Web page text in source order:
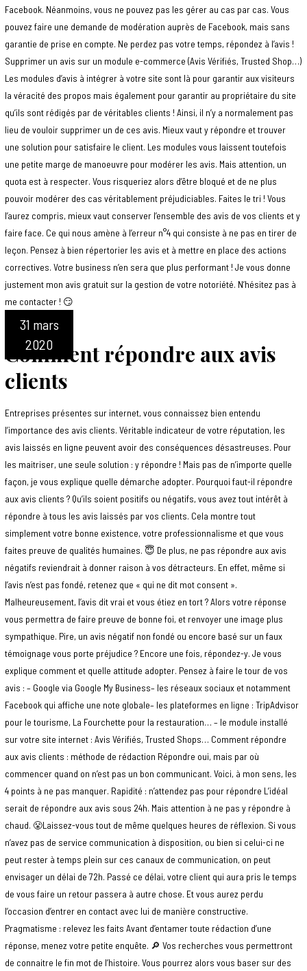
Facebook. Néanmoins, vous ne pouvez pas les gérer au cas par cas. Vous
pouvez faire une demande de modération auprès de Facebook, mais sans
garantie de prise en compte. Ne perdez pas votre temps, répondez à l’avis !
Supprimer un avis sur un module e-commerce (Avis Vérifiés, Trusted Shop…)
Les modules d’avis à intégrer à votre site sont là pour garantir aux visiteurs
la véracité des propos mais également pour garantir au propriétaire du site
qu’ils sont rédigés par de véritables clients ! Ainsi, il n’y a normalement pas
lieu de vouloir supprimer un de ces avis. Mieux vaut y répondre et trouver
une solution pour satisfaire le client. Les modules vous laissent toutefois
une petite marge de manoeuvre pour modérer les avis. Mais attention, un
quota est à respecter. Vous risqueriez alors d’être bloqué et de ne plus
pouvoir modérer des cas véritablement préjudiciables. Faites le tri ! Vous
l’aurez compris, mieux vaut conserver l’ensemble des avis de vos clients et y
faire face. Ce qui nous amène à l’erreur n°4 qui consiste à ne pas en tirer de
leçon. Pensez à bien répertorier les avis et à mettre en place des actions
correctives. Votre business n’en sera que plus performant ! Je vous donne
justement mon avis gratuit sur la gestion de votre notoriété. N’hésitez pas à
me contacter ! 😏
Comment répondre aux avis
clients
31 mars
2020
Entreprises présentes sur internet, vous connaissez bien entendu
l’importance des avis clients. Véritable indicateur de votre réputation, les
avis laissés en ligne peuvent avoir des conséquences désastreuses. Pour
les maitriser, une seule solution : y répondre ! Mais pas de n’importe quelle
façon, je vous explique quelle démarche adopter. Pourquoi faut-il répondre
aux avis clients ? Qu’ils soient positifs ou négatifs, vous avez tout intérêt à
répondre à tous les avis laissés par vos clients. Cela montre tout
simplement votre bonne existence, votre professionnalisme et que vous
faites preuve de qualités humaines. 😇 De plus, ne pas répondre aux avis
négatifs reviendrait à donner raison à vos détracteurs. En effet, même si
l’avis n’est pas fondé, retenez que « qui ne dit mot consent ».
Malheureusement, l’avis dit vrai et vous étiez en tort ? Alors votre réponse
vous permettra de faire preuve de bonne foi, et renvoyer une image plus
sympathique. Pire, un avis négatif non fondé ou encore basé sur un faux
témoignage vous porte préjudice ? Encore une fois, répondez-y. Je vous
explique comment et quelle attitude adopter. Pensez à faire le tour de vos
avis : – Google via Google My Business– les réseaux sociaux et notamment
Facebook qui affiche une note globale– les plateformes en ligne : TripAdvisor
pour le tourisme, La Fourchette pour la restauration… – le module installé
sur votre site internet : Avis Vérifiés, Trusted Shops… Comment répondre
aux avis clients : méthode de rédaction Répondre oui, mais par où
commencer quand on n’est pas un bon communicant. Voici, à mon sens, les
4 points à ne pas manquer. Rapidité : n’attendez pas pour répondre L’idéal
serait de répondre aux avis sous 24h. Mais attention à ne pas y répondre à
chaud. 😤Laissez-vous tout de même quelques heures de réflexion. Si vous
n’avez pas de service communication à disposition, ou bien si celui-ci ne
peut rester à temps plein sur ces canaux de communication, on peut
envisager un délai de 72h. Passé ce délai, votre client qui aura pris le temps
de vous faire un retour passera à autre chose. Et vous aurez perdu
l’occasion d’entrer en contact avec lui de manière constructive.
Pragmatisme : relevez les faits Avant d’entamer toute rédaction d’une
réponse, menez votre petite enquête. 🔎 Vos recherches vous permettront
de connaitre le fin mot de l’histoire. Vous pourrez alors vous baser sur des